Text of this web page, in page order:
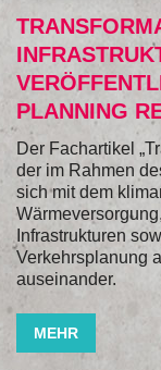
PLANNING
Der Fachartikel
der im Rahmen
sich mit dem
Infrastrukturen
Verkehrsplanung
auseinander.
MEHR